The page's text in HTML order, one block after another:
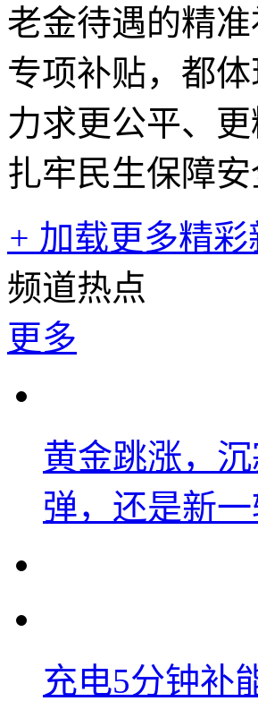
老金待遇的精
专项补贴，都
力求更公平、
扎牢民生保障安
+ 加载更多精彩
频道热点
更多
黄金跳涨，
弹，还是新
充电5分钟补